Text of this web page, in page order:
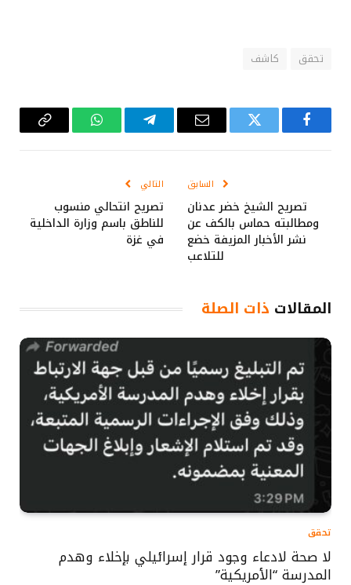
تحقق كاشف
فيسبوك تويتر
البريد
تيلقرام واتساب Copy
السابق
تصريح الشيخ خضر عدنان
ومطالبته حماس بالكف عن
نشر الأخبار المزيفة خضع
للتلاعب
التالي
تصريح انتحالي منسوب
للناطق باسم وزارة الداخلية
في غزة
المقالات ذات الصلة
تحقق
لا صحة لادعاء وجود قرار إسرائيلي بإخلاء وهدم
المدرسة “الأمريكية”